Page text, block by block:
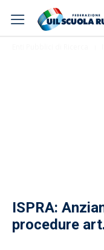
ISPRA:
procedure